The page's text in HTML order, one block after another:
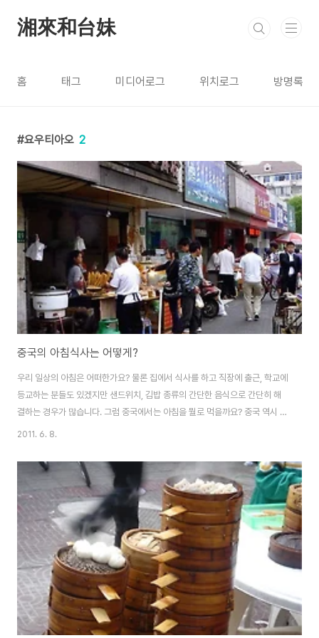
湘來和台妹
홈 태그 미디어로그 위치로그 방명록
요우티아오 2
중국의 아침식사는 어떻게?
우리 일상의 아침은 어떠한가요? 물론 집에서 식사를 하고 직장에 출근, 학교에
등교하는 분들도 있겠지만 샌드위치, 김밥 종류의 간단한 음식으로 간단히 해
결하는 경우가 많습니다. 그럼 중국에서는 아침을 뭘로 먹을까요? 중국 역시 거
창하게 먹기보단 간단하게 출근 등교길에 아침을 해결하는 경우가 많습니다.
볼 수 먹는 음식은 몇가지 정해져 있습니다. 딴삥(蛋餅=계란부침개) 루오뽀까
오(蘿蔔糕=무를 이용한 부침개떡) 요우티아오(油條=꽈배기 같이 튀긴 음식)
또우지앙(豆漿=우리나라의 콩국) 샤오롱빠오(小龍包=작은만두 소룡포) 油
條 처음에 봤을 때는 펄펄 끓는 기름 솥과 기름이 잘잘 흐르는 튀김이 부담스럽
기도 하지만, 갓 튀겨낸 바삭바삭한 밀가..
2011. 6. 8.